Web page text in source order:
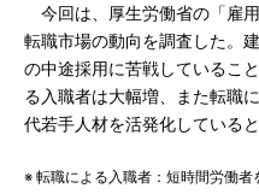
今回は、厚生労働省の「雇
転職市場の動向を調査した。
の中途採用に苦戦しているこ
る入職者は大幅増、また転職
代若手人材を活発化している
※ 転職による入職者：短時間労働